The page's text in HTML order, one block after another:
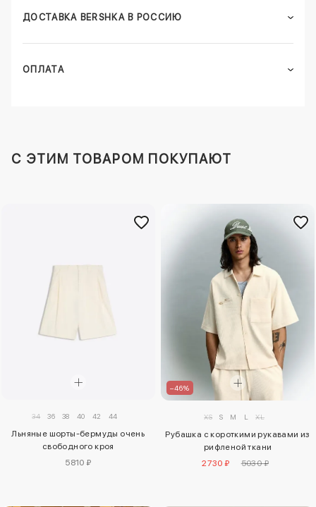
ДОСТАВКА BERSHKA В РОССИЮ
ОПЛАТА
C ЭТИМ ТОВАРОМ ПОКУПАЮТ
34 36 38 40 42 44
Льняные шорты-бермуды очень
свободного кроя
5810 ₽
–46%
XS S M L XL
Рубашка с короткими рукавами из
рифленой ткани
2730 ₽
5030 ₽